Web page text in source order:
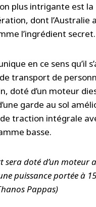
plus intrigante est la
dont l’Australie
l’ingrédient secret.
en ce sens qu’il
transport de
doté d’un moteur
garde au sol
de traction intégrale
basse.
sera doté d’un moteur
puissance portée à
Pappas)